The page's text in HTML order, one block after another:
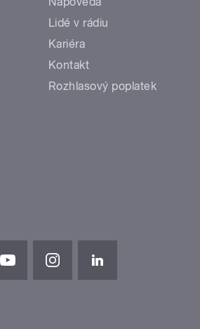
Lidé v rádiu
Kariéra
Kontakt
Rozhlasový poplatek